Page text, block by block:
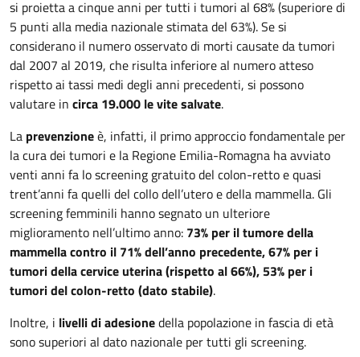
si proietta a cinque anni per tutti i tumori al 68% (superiore di
5 punti alla media nazionale stimata del 63%). Se si
considerano il numero osservato di morti causate da tumori
dal 2007 al 2019, che risulta inferiore al numero atteso
rispetto ai tassi medi degli anni precedenti, si possono
valutare in circa 19.000 le vite salvate.
La prevenzioneè, infatti, il primo approccio fondamentale per
la cura dei tumori e la Regione Emilia-Romagna ha avviato
venti anni fa lo screening gratuito del colon-retto e quasi
trent’anni fa quelli del collo dell’utero e della mammella. Gli
screening femminili hanno segnato un ulteriore
miglioramento nell’ultimo anno: 73% per il tumore della
mammella contro il 71% dell’anno precedente, 67% per i
tumori della cervice uterina (rispetto al 66%), 53% per i
tumori del colon-retto (dato stabile).
Inoltre, i livelli di adesionedella popolazione in fascia di età
sono superiori al dato nazionale per tutti gli screening.